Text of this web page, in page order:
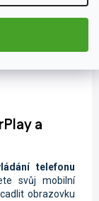
stanice
a
telefonu
svůj mobilní
obrazovku